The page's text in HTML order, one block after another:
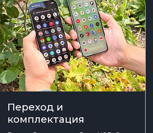
Переход и
комплектация